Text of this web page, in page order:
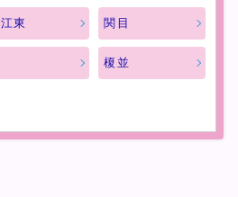
東 関目
榎並